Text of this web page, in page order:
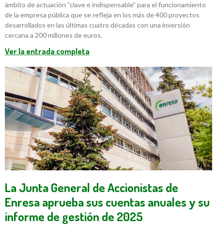
ámbito de actuación “clave e indispensable” para el funcionamiento
de la empresa pública que se refleja en los más de 400 proyectos
desarrollados en las últimas cuatro décadas con una inversión
cercana a 200 millones de euros.
Ver la entrada completa
La Junta General de Accionistas de
Enresa aprueba sus cuentas anuales y su
informe de gestión de 2025